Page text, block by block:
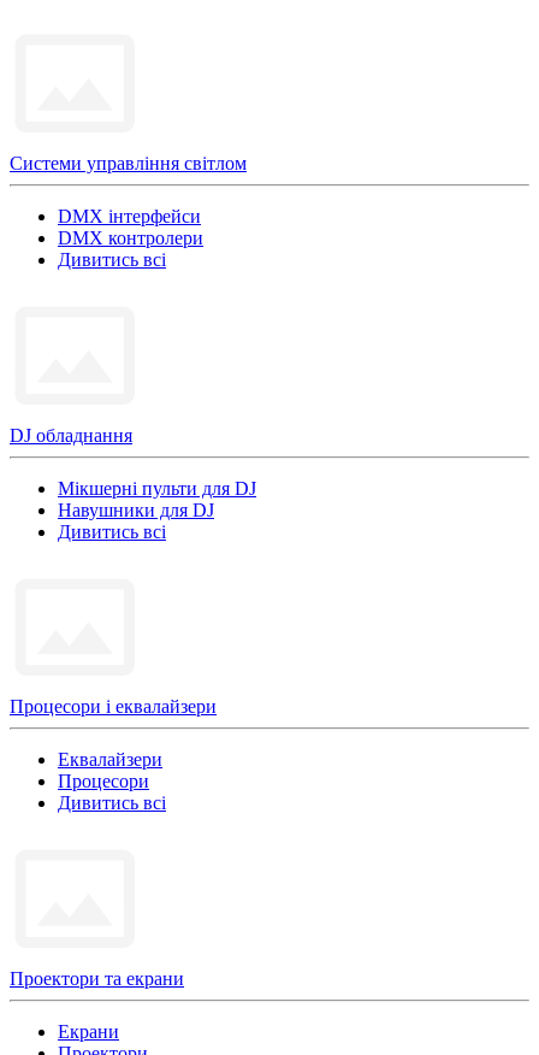
Системи управління світлом
DMX інтерфейси
DMX контролери
Дивитись всі
DJ обладнання
Мікшерні пульти для DJ
Навушники для DJ
Дивитись всі
Процесори і еквалайзери
Еквалайзери
Процесори
Дивитись всі
Проектори та екрани
Екрани